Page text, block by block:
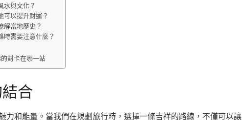
水與文化？
可以提升財運？
解當地歷史？
時需要注意什麼？
財卡在哪一站
合
力和能量。當我們在規劃旅行時，選擇一條吉祥的路線，不僅可以讓